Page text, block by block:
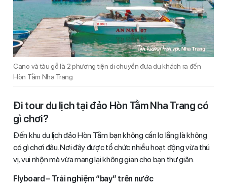
Cano và tàu gỗ là 2 phương tiện di chuyển đưa du khách ra đến
Hòn Tằm Nha Trang
Đi tour du lịch tại đảo Hòn Tằm Nha Trang có
gì chơi?
Đến khu du lịch đảo Hòn Tằm bạn không cần lo lắng là không
có gì chơi đâu. Nơi đây được tổ chức nhiều hoạt động vừa thú
vị, vui nhộn mà vừa mang lại không gian cho bạn thư giãn.
Flyboard – Trải nghiệm “bay” trên nước